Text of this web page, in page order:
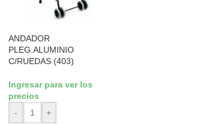
ANDADOR
PLEG.ALUMINIO
C/RUEDAS (403)
Ingresar para ver los
precios
-
+